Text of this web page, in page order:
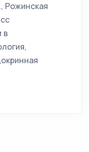
Рожинская
в